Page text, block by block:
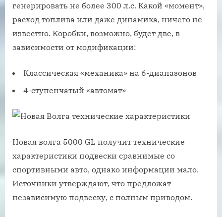
генерировать не более 300 л.с. Какой «момент»,
расход топлива или даже динамика, ничего не
известно. Коробки, возможно, будет две, в
зависимости от модификации:
Классическая «механика» на 6-диапазонов
4-ступенчатый «автомат»
Новая волга 5000 GL получит технические
характеристики подвески сравнимые со
спортивными авто, однако информации мало.
Источники утверждают, что предложат
независимую подвеску, с полным приводом.